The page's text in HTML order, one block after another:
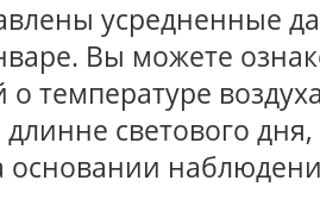
усредненные
Вы можете
температуре
светового
основании